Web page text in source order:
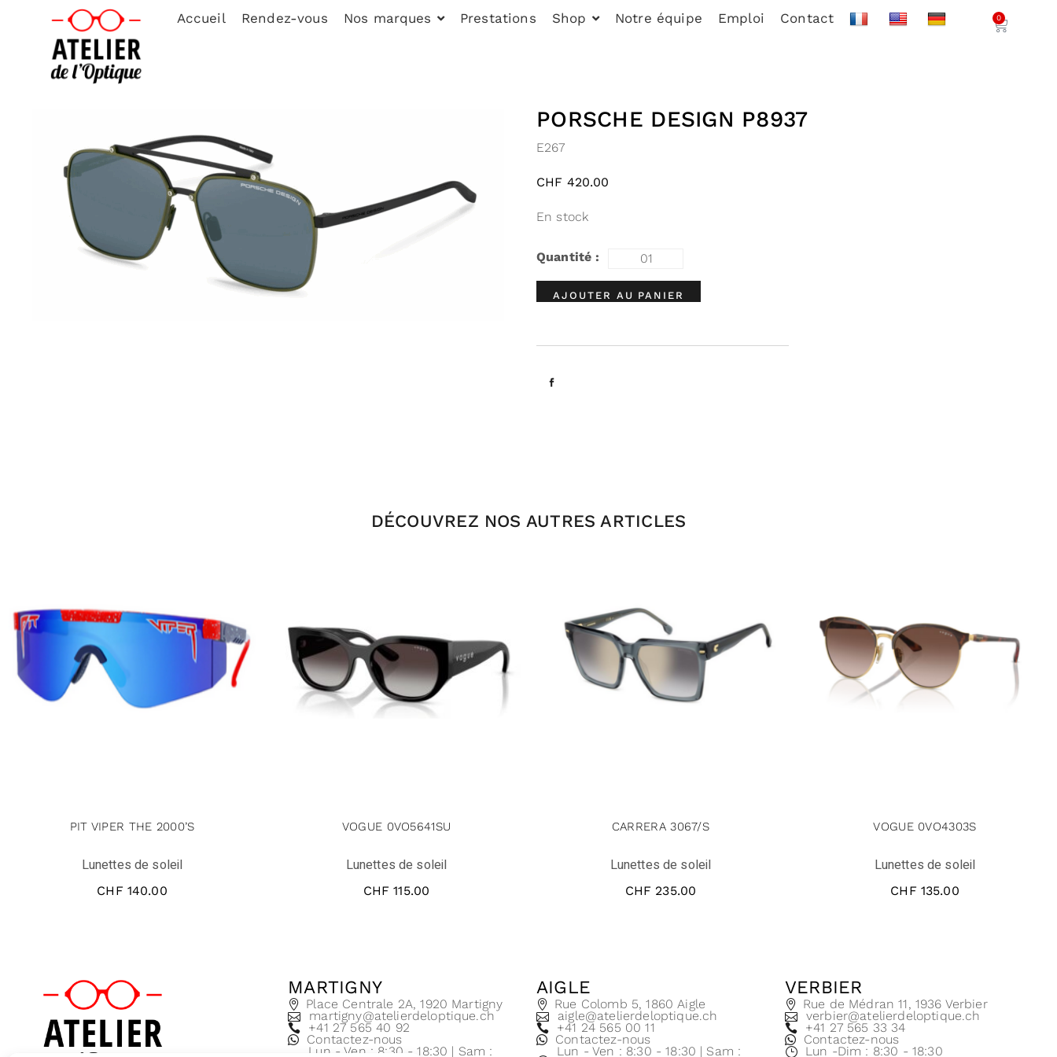
Accueil Rendez-vous Nos marques Prestations Shop Notre équipe Emploi Contact 0
PORSCHE DESIGN P8937
E267
CHF 420.00
En stock
AJOUTER AU PANIER
DÉCOUVREZ NOS AUTRES ARTICLES
PIT VIPER THE 2000’S
Lunettes de soleil
CHF 140.00
VOGUE 0VO5641SU
Lunettes de soleil
CHF 115.00
CARRERA 3067/S
Lunettes de soleil
CHF 235.00
VOGUE 0VO4303S
Lunettes de soleil
CHF 135.00
MARTIGNY
Place Centrale 2A, 1920 Martigny
martigny@atelierdeloptique.ch
+41 27 565 40 92
Contactez-nous
Lun - Ven : 8:30 - 18:30 | Sam :
AIGLE
Rue Colomb 5, 1860 Aigle
aigle@atelierdeloptique.ch
+41 24 565 00 11
Contactez-nous
Lun - Ven : 8:30 - 18:30 | Sam :
VERBIER
Rue de Médran 11, 1936 Verbier
verbier@atelierdeloptique.ch
+41 27 565 33 34
Contactez-nous
Lun -Dim : 8:30 - 18:30